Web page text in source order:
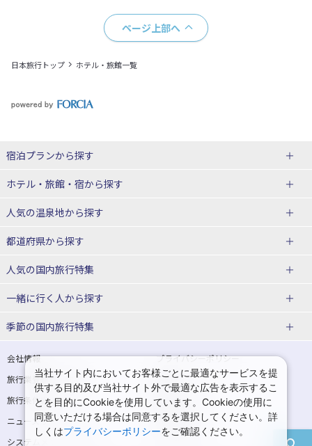
ページ上部へ
日本旅行トップ ホテル・旅館一覧
宿泊プランから探す
北海道
東北
青森県
宮城県
山形県
関東
埼玉県 千葉県
茨城県 栃木県
ホテル・旅館・宿から探す
北海道ホテル・旅館
青森県ホテル・旅館
宮城県ホテル・旅館
山形県ホテル・旅館
東京都ホテル・旅館 神奈川県ホテル・旅館
埼玉県ホテル・旅館 千葉県ホテル・旅館
茨城県ホテル・旅館 栃木県ホテル・旅館
人気の温泉地から探す
北海道
湯の川温泉(北海道)
十勝川温泉(北海道)
洞爺湖温泉(北海道)
層雲峡温泉(北海道)
東北
花巻温泉(岩手) 蔵王温泉(山形)
かみのやま温泉(山形) 鳴子温泉(宮城)
都道府県から探す
北海道旅行・ツアー
東北
青森旅行・ツアー 岩手旅行・ツアー
宮城旅行・ツアー 秋田旅行・ツアー
山形旅行・ツアー 福島旅行・ツアー
人気の国内旅行特集
東京ディズニーリゾート®への旅
ユニバーサル・スタジオ・ジャパ
一緒に行く人から探す
一人旅 国内版
カップル・夫婦旅行 国内版 女子旅 国内版
卒業旅行・学生旅行 国内版
季節の国内旅行特集
桜・お花見特集
ゴールデンウィーク（GW）の国内
旅行
夏休み・お盆の国内旅行 7月の国内旅行
8月の国内旅行 9月の国内旅行
会社情報
プライバシーポリシー
旅行業登録票・約款
規約集
旅行条件書
商標について
ニュースリリース
採用情報
システムメンテナンスの
当社サイト内においてお客様ごとに最適なサービスを提
供する目的及び当社サイト外で最適な広告を表示するこ
とを目的にCookieを使用しています。Cookieの使用に
同意いただける場合は同意するを選択してください。詳
しくはプライバシーポリシーをご確認ください。